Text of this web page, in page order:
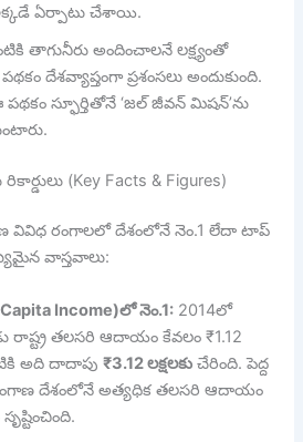
ఏర్పాటు చేశాయి.
తాగునీరు అందించాలనే లక్ష్యంతో
దేశవ్యాప్తంగా ప్రశంసలు అందుకుంది.
పథకం స్ఫూర్తితోనే ‘జల్ జీవన్ మిషన్’ను
(Key Facts & Figures)
రంగాలలో దేశంలోనే నెం.1 లేదా టాప్
వాస్తవాలు:
Income)లో నెం.1: 2014లో
రాష్ట్ర తలసరి ఆదాయం కేవలం ₹1.12
అది దాదాపు₹3.12 లక్షలకు చేరింది. పెద్ద
దేశంలోనే అత్యధిక తలసరి ఆదాయం